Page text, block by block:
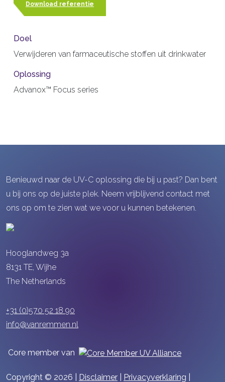
Download referentie
Doel
Verwijderen van farmaceutische stoffen uit drinkwater
Oplossing
Advanox™ Focus series
Benieuwd naar de UV-C oplossing die bij u past? Dan bent
u bij ons op de juiste plek. Neem vrijblijvend contact met
ons op om te zien wat we voor u kunnen betekenen.
Hooglandweg 3a
8131 TE, Wijhe
The Netherlands
+31 (0)570 52 18 90
info@vanremmen.nl
Core member van
Copyright © 2026 | Disclaimer Privacyverklaring